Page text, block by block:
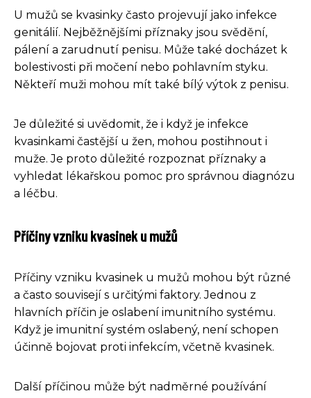
U mužů se kvasinky často projevují jako infekce
genitálií. Nejběžnějšími příznaky jsou svědění,
pálení a zarudnutí penisu. Může také docházet k
bolestivosti při močení nebo pohlavním styku.
Někteří muži mohou mít také bílý výtok z penisu.
Je důležité si uvědomit, že i když je infekce
kvasinkami častější u žen, mohou postihnout i
muže. Je proto důležité rozpoznat příznaky a
vyhledat lékařskou pomoc pro správnou diagnózu
a léčbu.
Příčiny vzniku kvasinek u mužů
Příčiny vzniku kvasinek u mužů mohou být různé
a často souvisejí s určitými faktory. Jednou z
hlavních příčin je oslabení imunitního systému.
Když je imunitní systém oslabený, není schopen
účinně bojovat proti infekcím, včetně kvasinek.
Další příčinou může být nadměrné používání